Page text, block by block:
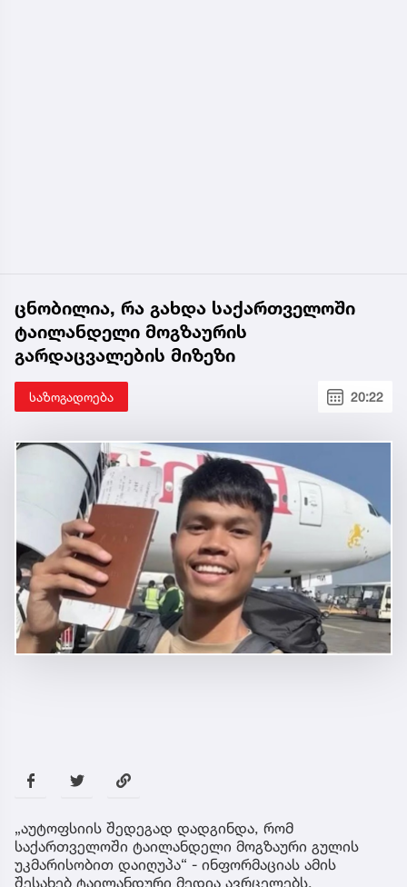
ცნობილია, რა გახდა საქართველოში
ტაილანდელი მოგზაურის
გარდაცვალების მიზეზი
საზოგადოება 20:22
„აუტოფსიის შედეგად დადგინდა, რომ
საქართველოში ტაილანდელი მოგზაური გულის
უკმარისობით დაიღუპა“ - ინფორმაციას ამის
შესახებ ტაილანდური მედია ავრცელებს.